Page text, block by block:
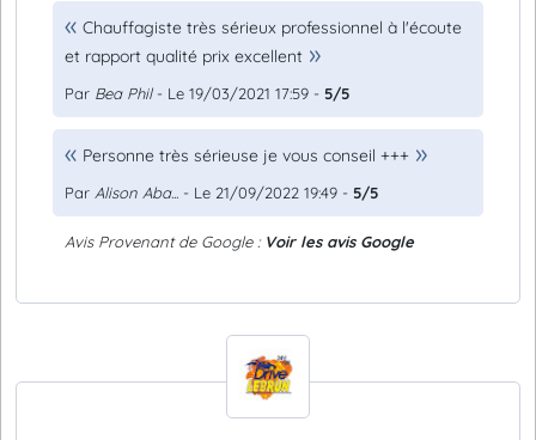
Chauffagiste très sérieux professionnel à l'écoute
et rapport qualité prix excellent
Par Bea Phil- Le 19/03/2021 17:59 - 5/5
Personne très sérieuse je vous conseil +++
Par Alison Aba... - Le 21/09/2022 19:49 - 5/5
Avis Provenant de Google : Voir les avis Google